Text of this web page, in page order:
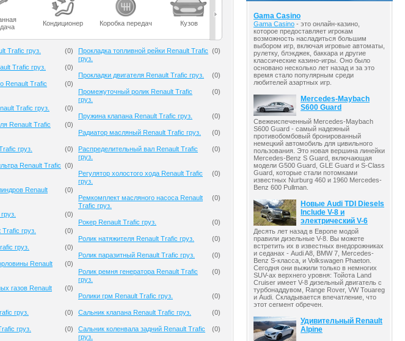
Кондиционер Коробка передач Кузов Масла Мост
Trafic груз. (0)
Trafic груз. (0)
Renault Trafic
(0)
Trafic груз. (0)
Renault Trafic
(0)
груз. (0)
Renault Trafic (0)
Renault
(0)
(0)
груз. (0)
груз. (0)
Renault
(0)
газов Renault
(0)
груз. (0)
груз. (0)
Прокладка топливной рейки Renault Trafic
груз.
(0)
Прокладки двигателя Renault Trafic груз. (0)
Промежуточный ролик Renault Trafic
груз.
(0)
Пружина клапана Renault Trafic груз. (0)
Радиатор масляный Renault Trafic груз. (0)
Распределительный вал Renault Trafic
груз.
(0)
Регулятор холостого хода Renault Trafic
груз.
(0)
Ремкомплект масляного насоса Renault
Trafic груз.
(0)
Рокер Renault Trafic груз. (0)
Ролик натяжителя Renault Trafic груз. (0)
Ролик паразитный Renault Trafic груз. (0)
Ролик ремня генератора Renault Trafic
груз.
(0)
Ролики грм Renault Trafic груз. (0)
Сальник клапана Renault Trafic груз. (0)
Сальник коленвала задний Renault Trafic
груз.
(0)
Gama Casino
Gama Casino - это онлайн-казино,
которое предоставляет игрокам
возможность насладиться большим
выбором игр, включая игровые автоматы,
рулетку, блэкджек, баккара и другие
классические казино-игры. Оно было
основано несколько лет назад и за это
время стало популярным среди
любителей азартных игр.
Mercedes-Maybach
S600 Guard
Свежеиспеченный Mercedes-Maybach
S600 Guard - самый надежный
противобомбовый бронированный
немецкий автомобиль для цивильного
пользования. Это новая вершина линейки
Mercedes-Benz S Guard, включающая
модели G500 Guard, GLE Guard и S-Class
Guard, которые стали потомками
известных Nurburg 460 и 1960 Mercedes-
Benz 600 Pullman.
Новые Audi TDI Diesels
Include V-8 и
электрический V-6
Десять лет назад в Европе модой
правили дизельные V-8. Вы можете
встретить их в известных внедорожниках
и седанах - Audi A8, BMW 7, Mercedes-
Benz S-класса, и Volkswagen Phaeton.
Сегодня они выжили только в немногих
SUV-ах верхнего уровня: Тойота Land
Cruiser имеет V-8 дизельный двигатель с
турбонаддувом, Range Rover, VW Touareg
и Audi. Складывается впечатление, что
этот сегмент обречен.
Удивительный Renault
Alpine